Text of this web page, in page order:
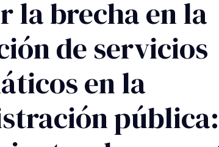
la brecha en la
de servicios
en la
pública: